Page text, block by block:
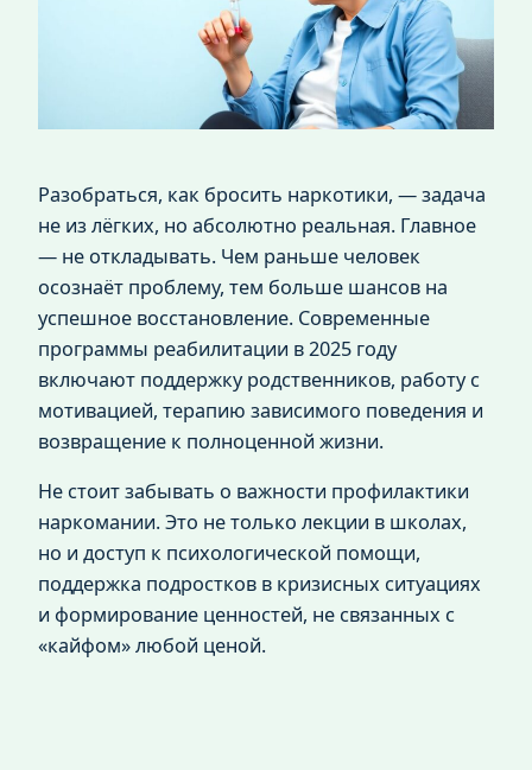
Разобраться, как бросить наркотики, — задача
не из лёгких, но абсолютно реальная. Главное
— не откладывать. Чем раньше человек
осознаёт проблему, тем больше шансов на
успешное восстановление. Современные
программы реабилитации в 2025 году
включают поддержку родственников, работу с
мотивацией, терапию зависимого поведения и
возвращение к полноценной жизни.
Не стоит забывать о важности профилактики
наркомании. Это не только лекции в школах,
но и доступ к психологической помощи,
поддержка подростков в кризисных ситуациях
и формирование ценностей, не связанных с
«кайфом» любой ценой.